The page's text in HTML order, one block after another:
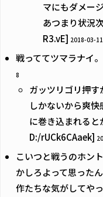
マにもダメー
あつまり状況
R3.vE] 2018-03-
戦っててツマラナイ
8
ガッツリゴリ押
しかないから爽
に巻き込まれる
D:/rUCk6CAaek]
こいつと戦うのホン
かしろよって思った
作たちな気がしてや